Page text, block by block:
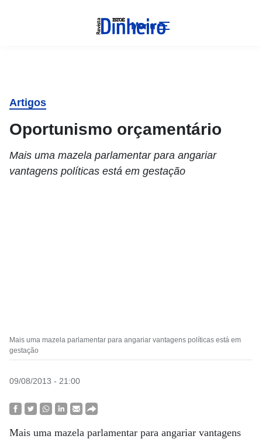
Menu
Artigos
Oportunismo orçamentário
Mais uma mazela parlamentar para angariar
vantagens políticas está em gestação
Mais uma mazela parlamentar para angariar vantagens políticas está em
gestação
09/08/2013 - 21:00
Mais uma mazela parlamentar para angariar vantagens